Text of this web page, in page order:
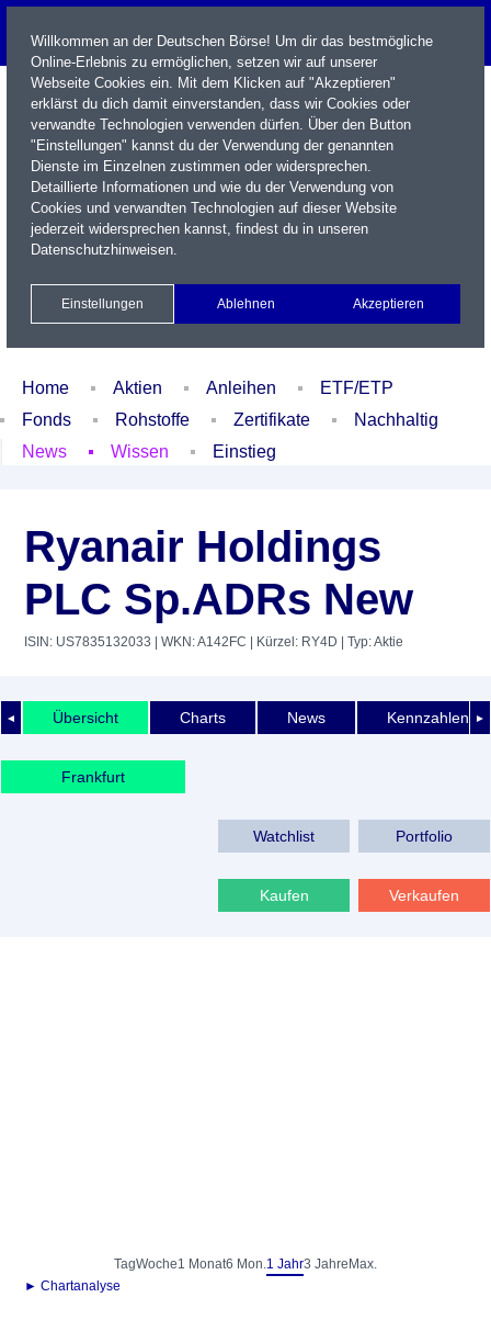
Name / WKN / ISIN / Kürzel
Xetra Realtime
Watchlist Portfolio Login
Home Aktien Anleihen
ETF/ETP
Fonds
Rohstoffe Zertifikate
Nachhaltig
News
Wissen Einstieg
Ryanair Holdings
PLC Sp.ADRs New
ISIN: US7835132033 | WKN: A142FC | Kürzel: RY4D | Typ: Aktie
◄ ►
Übersicht Charts News Kennzahlen
Frankfurt
Watchlist Portfolio
Kaufen Verkaufen
TagWoche1 Monat6 Mon.1 Jahr3 Jahre Max.
► Chartanalyse
Willkommen an der Deutschen Börse! Um dir das bestmögliche
Online-Erlebnis zu ermöglichen, setzen wir auf unserer
Webseite Cookies ein. Mit dem Klicken auf "Akzeptieren"
erklärst du dich damit einverstanden, dass wir Cookies oder
verwandte Technologien verwenden dürfen. Über den Button
"Einstellungen" kannst du der Verwendung der genannten
Dienste im Einzelnen zustimmen oder widersprechen.
Detaillierte Informationen und wie du der Verwendung von
Cookies und verwandten Technologien auf dieser Website
jederzeit widersprechen kannst, findest du in unseren
Datenschutzhinweisen.
Einstellungen Ablehnen Akzeptieren